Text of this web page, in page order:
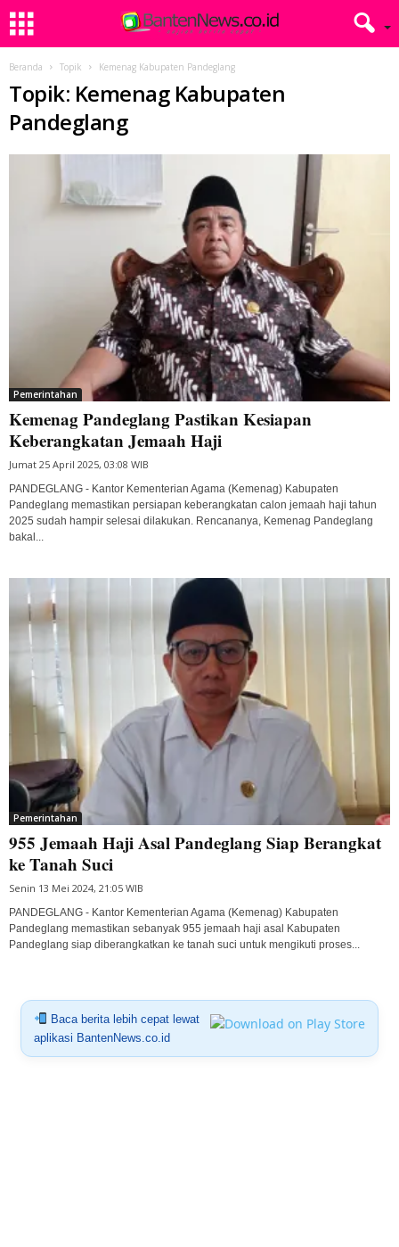
Beranda Topik Kemenag Kabupaten Pandeglang
Topik: Kemenag Kabupaten
Pandeglang
Pemerintahan
Kemenag Pandeglang Pastikan Kesiapan
Keberangkatan Jemaah Haji
Jumat 25 April 2025, 03:08 WIB
PANDEGLANG - Kantor Kementerian Agama (Kemenag) Kabupaten
Pandeglang memastikan persiapan keberangkatan calon jemaah haji tahun
2025 sudah hampir selesai dilakukan. Rencananya, Kemenag Pandeglang
bakal...
Pemerintahan
955 Jemaah Haji Asal Pandeglang Siap Berangkat
ke Tanah Suci
Senin 13 Mei 2024, 21:05 WIB
PANDEGLANG - Kantor Kementerian Agama (Kemenag) Kabupaten
Pandeglang memastikan sebanyak 955 jemaah haji asal Kabupaten
Pandeglang siap diberangkatkan ke tanah suci untuk mengikuti proses...
Baca berita lebih cepat lewat
aplikasi BantenNews.co.id